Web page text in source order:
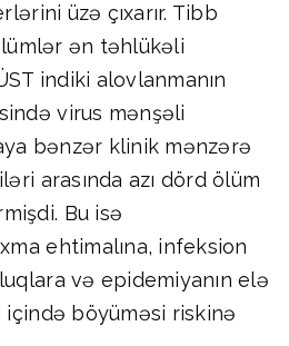
üzə çıxarır. Tibb
ən təhlükəli
indiki alovlanmanın
virus mənşəli
bənzər klinik mənzərə
arasında azı dörd ölüm
Bu isə
ehtimalına, infeksion
və epidemiyanın elə
böyüməsi riskinə